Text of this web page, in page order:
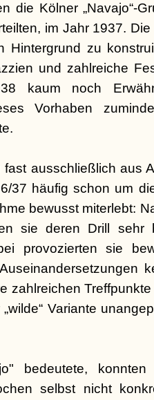
die Kölner „Navajo“-
im Jahr 1937.
Hintergrund zu
und zahlreiche
kaum noch
Vorhaben
fast ausschließlich aus
37 häufig schon um
bewusst miterlebt:
sie deren Drill
provozierten sie
zahlreichen
Variante
bedeutete, konnten
selbst nicht